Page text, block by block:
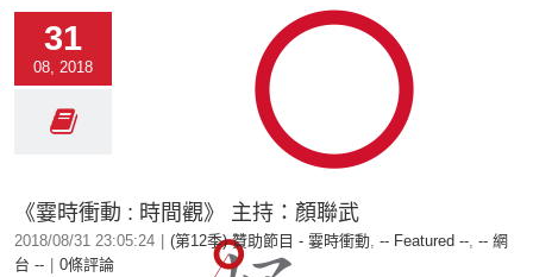
31
08, 2018
《霎時衝動 : 時間觀》 主持：顏聯武
2018/08/31 23:05:24 (第12季) 贊助節目 - 霎時衝動, -- Featured --, -- 網
台 --
0條評論